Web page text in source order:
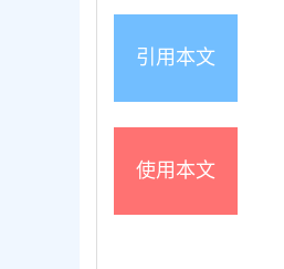
引用本文
使用本文